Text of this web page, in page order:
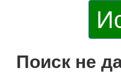
Поиск не